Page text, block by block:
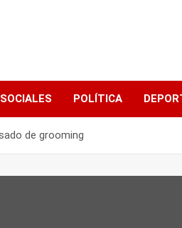
SOCIALES POLÍTICA
de grooming